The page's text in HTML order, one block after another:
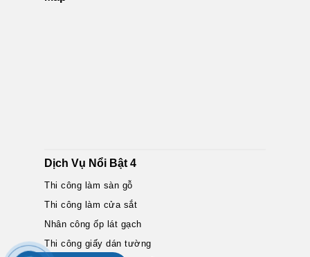
Dịch Vụ Nổi Bật 4
Thi công làm sàn gỗ
Thi công làm cửa sắt
Nhân công ốp lát gạch
Thi công giấy dán tường